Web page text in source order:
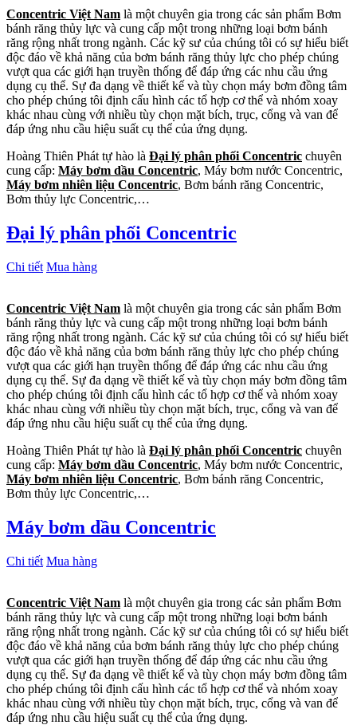
Concentric Việt Nam là một chuyên gia trong các sản phẩm Bơm
bánh răng thủy lực và cung cấp một trong những loại bơm bánh
răng rộng nhất trong ngành. Các kỹ sư của chúng tôi có sự hiểu biết
độc đáo về khả năng của bơm bánh răng thủy lực cho phép chúng
vượt qua các giới hạn truyền thống để đáp ứng các nhu cầu ứng
dụng cụ thể. Sự đa dạng về thiết kế và tùy chọn máy bơm đồng tâm
cho phép chúng tôi định cấu hình các tổ hợp cơ thể và nhóm xoay
khác nhau cùng với nhiều tùy chọn mặt bích, trục, cổng và van để
đáp ứng nhu cầu hiệu suất cụ thể của ứng dụng.
Hoàng Thiên Phát tự hào là Đại lý phân phối Concentric chuyên
cung cấp: Máy bơm dầu Concentric, Máy bơm nước Concentric,
Máy bơm nhiên liệu Concentric, Bơm bánh răng Concentric,
Bơm thủy lực Concentric,…
Đại lý phân phối Concentric
Chi tiết Mua hàng
Concentric Việt Nam là một chuyên gia trong các sản phẩm Bơm
bánh răng thủy lực và cung cấp một trong những loại bơm bánh
răng rộng nhất trong ngành. Các kỹ sư của chúng tôi có sự hiểu biết
độc đáo về khả năng của bơm bánh răng thủy lực cho phép chúng
vượt qua các giới hạn truyền thống để đáp ứng các nhu cầu ứng
dụng cụ thể. Sự đa dạng về thiết kế và tùy chọn máy bơm đồng tâm
cho phép chúng tôi định cấu hình các tổ hợp cơ thể và nhóm xoay
khác nhau cùng với nhiều tùy chọn mặt bích, trục, cổng và van để
đáp ứng nhu cầu hiệu suất cụ thể của ứng dụng.
Hoàng Thiên Phát tự hào là Đại lý phân phối Concentric chuyên
cung cấp: Máy bơm dầu Concentric, Máy bơm nước Concentric,
Máy bơm nhiên liệu Concentric, Bơm bánh răng Concentric,
Bơm thủy lực Concentric,…
Máy bơm dầu Concentric
Chi tiết Mua hàng
Concentric Việt Nam là một chuyên gia trong các sản phẩm Bơm
bánh răng thủy lực và cung cấp một trong những loại bơm bánh
răng rộng nhất trong ngành. Các kỹ sư của chúng tôi có sự hiểu biết
độc đáo về khả năng của bơm bánh răng thủy lực cho phép chúng
vượt qua các giới hạn truyền thống để đáp ứng các nhu cầu ứng
dụng cụ thể. Sự đa dạng về thiết kế và tùy chọn máy bơm đồng tâm
cho phép chúng tôi định cấu hình các tổ hợp cơ thể và nhóm xoay
khác nhau cùng với nhiều tùy chọn mặt bích, trục, cổng và van để
đáp ứng nhu cầu hiệu suất cụ thể của ứng dụng.